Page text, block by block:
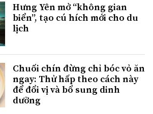
Hưng Yên mở “không gian
biển”, tạo cú hích mới cho du
lịch
Chuối chín đừng chỉ bóc vỏ ăn
ngay: Thử hấp theo cách này
để đổi vị và bổ sung dinh
dưỡng